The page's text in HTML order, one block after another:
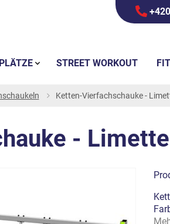
Ketten-Vierfachschauke -
-
STREET WORKOUT